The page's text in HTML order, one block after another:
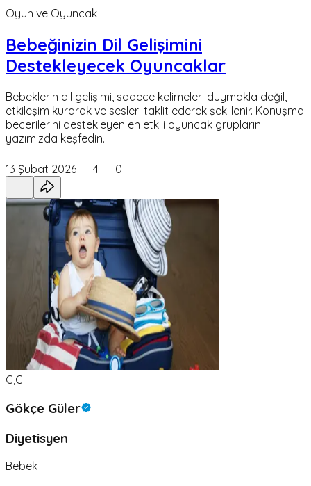
Oyun ve Oyuncak
Bebeğinizin Dil Gelişimini
Destekleyecek Oyuncaklar
Bebeklerin dil gelişimi, sadece kelimeleri duymakla değil,
etkileşim kurarak ve sesleri taklit ederek şekillenir. Konuşma
becerilerini destekleyen en etkili oyuncak gruplarını
yazımızda keşfedin.
13 Şubat 2026 4 0
G,G
Gökçe Güler
Diyetisyen
Bebek